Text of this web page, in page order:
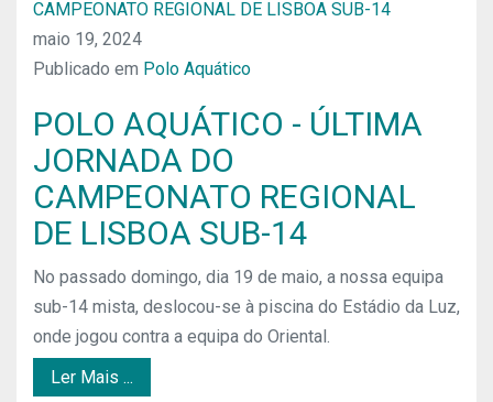
maio 19, 2024
Publicado em Polo Aquático
POLO AQUÁTICO - ÚLTIMA
JORNADA DO
CAMPEONATO REGIONAL
DE LISBOA SUB-14
No passado domingo, dia 19 de maio, a nossa equipa
sub-14 mista, deslocou-se à piscina do Estádio da Luz,
onde jogou contra a equipa do Oriental.
Ler Mais ...